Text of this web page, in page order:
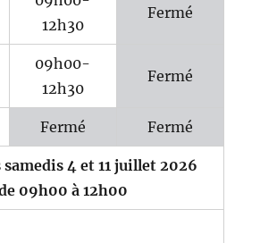
12h30
Fermé
09h00-
12h30
Fermé
Fermé Fermé
samedis 4 et 11 juillet 2026
09h00 à 12h00